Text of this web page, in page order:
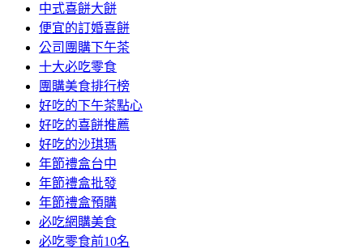
中式喜餅大餅
便宜的訂婚喜餅
公司團購下午茶
十大必吃零食
團購美食排行榜
好吃的下午茶點心
好吃的喜餅推薦
好吃的沙琪瑪
年節禮盒台中
年節禮盒批發
年節禮盒預購
必吃網購美食
必吃零食前10名